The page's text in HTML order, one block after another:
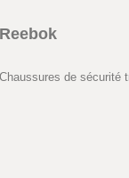
Reebok
Chaussures de sécurité